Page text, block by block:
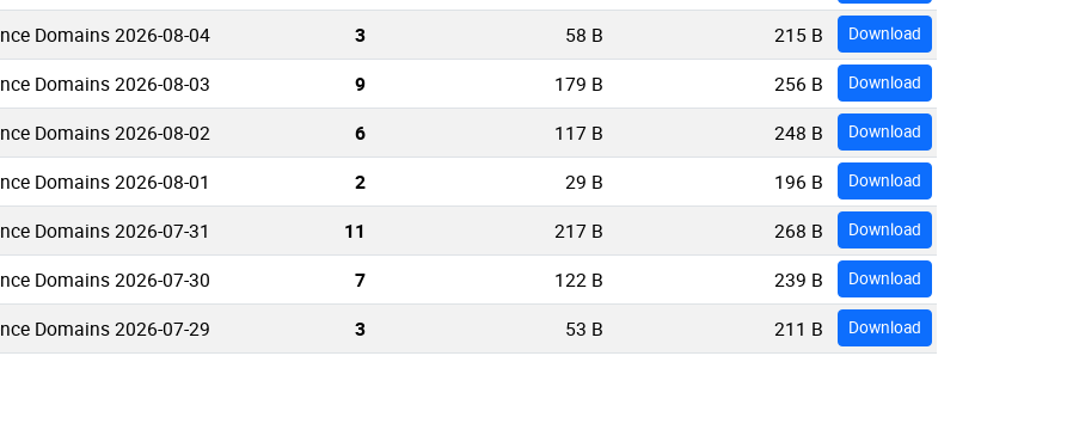
Domains 2026-08-04 3 58 B 215 B Download
Domains 2026-08-03 9 179 B 256 B Download
Domains 2026-08-02 6 117 B 248 B Download
Domains 2026-08-01 2 29 B 196 B Download
Domains 2026-07-31 11 217 B 268 B Download
Domains 2026-07-30 7 122 B 239 B Download
Domains 2026-07-29 3 53 B 211 B Download